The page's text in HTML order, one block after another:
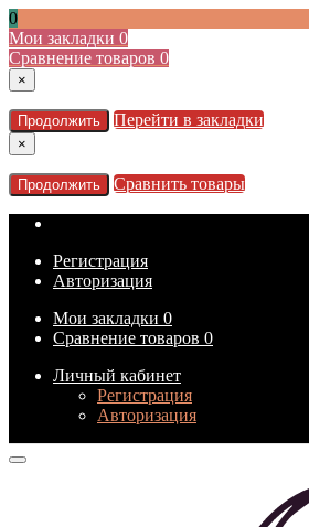
0
Мои закладки 0
Сравнение товаров 0
×
Продолжить Перейти в закладки
×
Продолжить Сравнить товары
Регистрация
Авторизация
Мои закладки 0
Сравнение товаров 0
Личный кабинет
Регистрация
Авторизация